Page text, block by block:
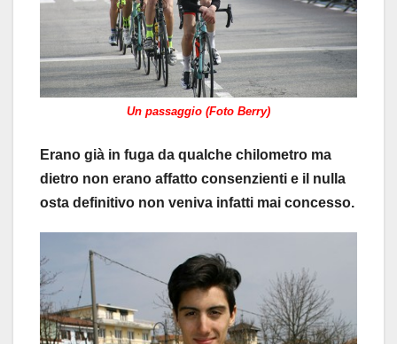
Un passaggio (Foto Berry)
Erano già in fuga da qualche chilometro ma
dietro non erano affatto consenzienti e il nulla
osta definitivo non veniva infatti mai concesso.